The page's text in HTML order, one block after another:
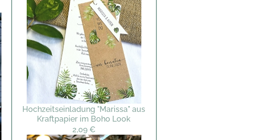
Hochzeitseinladung "Marissa" aus
Kraftpapier im Boho Look
2,09 €